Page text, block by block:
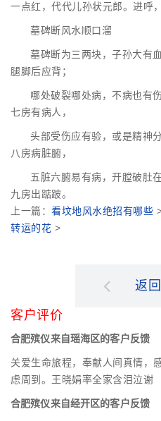
一点红，代代儿孙状元郎。进呼
墓碑断风水顺口溜
墓碑断为三两块，子孙大有
腿脚后应背；
哪处破裂哪处病，不病也有
七房有病人，
头部受伤应有验，或是精神
八房病脏腑，
五脏六腑易有病，开膛破肚
九房出踮跛。
上一篇： 看坟地风水绝招有哪些
转运的花 >
返
客户评价
合肥殡仪来自瑶海区的客户反馈
关爱生命旅程，奉献人间真情，
虑周到。王晓娟率全家含泪泣谢
合肥殡仪来自经开区的客户反馈